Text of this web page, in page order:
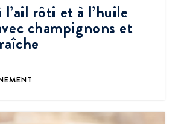
l’ail rôti et à l’huile
champignons et